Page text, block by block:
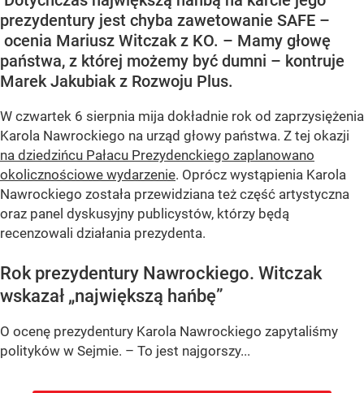
prezydentury jest chyba zawetowanie SAFE –
ocenia Mariusz Witczak z KO. – Mamy głowę
państwa, z której możemy być dumni – kontruje
Marek Jakubiak z Rozwoju Plus.
W czwartek 6 sierpnia mija dokładnie rok od zaprzysiężenia
Karola Nawrockiego na urząd głowy państwa. Z tej okazji
na dziedzińcu Pałacu Prezydenckiego zaplanowano
okolicznościowe wydarzenie. Oprócz wystąpienia Karola
Nawrockiego została przewidziana też część artystyczna
oraz panel dyskusyjny publicystów, którzy będą
recenzowali działania prezydenta.
Rok prezydentury Nawrockiego. Witczak
wskazał „największą hańbę”
O ocenę prezydentury Karola Nawrockiego zapytaliśmy
polityków w Sejmie. – To jest najgorszy...